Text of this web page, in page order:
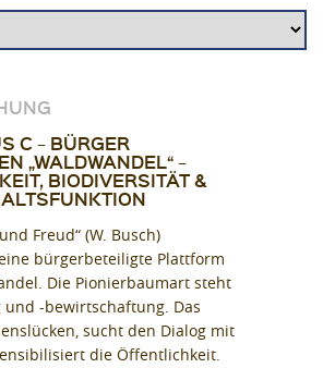
C − BÜRGER
„WALDWANDEL“ −
BIODIVERSITÄT &
Freud“ (W. Busch)
bürgerbeteiligte Plattform
Die Pionierbaumart steht
-bewirtschaftung. Das
sucht den Dialog mit
die Öffentlichkeit.